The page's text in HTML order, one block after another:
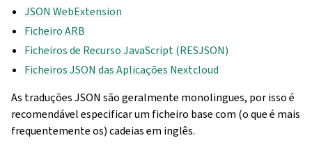
JSON WebExtension
Ficheiro ARB
Ficheiros de Recurso JavaScript (RESJSON)
Ficheiros JSON das Aplicações Nextcloud
As traduções JSON são geralmente monolingues, por isso é
recomendável especificar um ficheiro base com (o que é mais
frequentemente os) cadeias em inglês.